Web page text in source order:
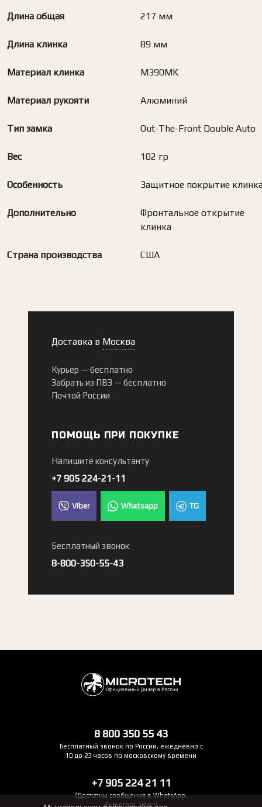
Длина общая 217 мм
Длина клинка 89 мм
Материал клинка M390MK
Материал рукояти Алюминий
Тип замка Out-The-Front Double Auto
Вес 102 гр
Особенность Защитное покрытие
Дополнительно
Фронтальное открытие
клинка
Страна производства США
Доставка в Москва
Курьер — бесплатно
Забрать из ПВЗ — бесплатно
Почтой России
ПОМОЩЬ ПРИ ПОКУПКЕ
Напишите консультанту
+7 905 224-21-11
Viber Whatsapp TG
Бесплатный звонок
8-800-350-55-43
8 800 350 55 43
Бесплатный звонок по России, ежедневно с
10 до 23 часов по московскому времени
+7 905 224 21 11
(Доступны сообщения в WhatsApp,
Telegram, Viber)